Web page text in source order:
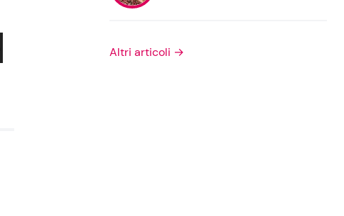
Privacy Policy
Altri articoli →